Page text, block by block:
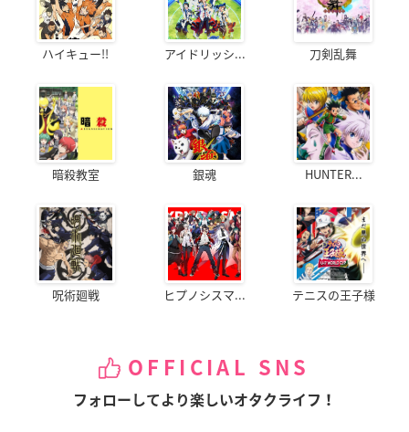
ハイキュー!! アイドリッシ... 刀剣乱舞
暗殺教室 銀魂 HUNTER...
呪術廻戦 ヒプノシスマ... テニスの王子様
OFFICIAL SNS
フォローしてより楽しいオタクライフ！